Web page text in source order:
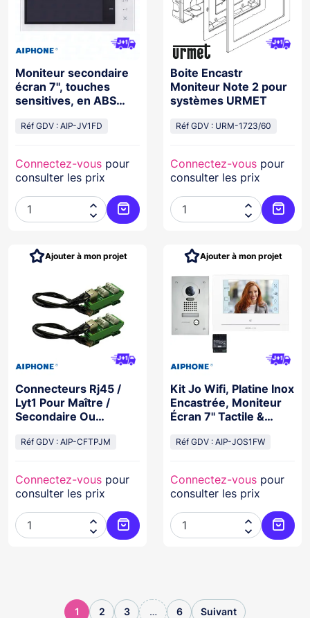
Moniteur secondaire
écran 7'', touches
sensitives, en ABS
Réf GDV : AIP-JV1FD
Connectez-vous pour
consulter les prix


Ajouter au panier
Boite Encastr
Moniteur Note 2 pour
systèmes URMET
Réf GDV : URM-1723/60
Connectez-vous pour
consulter les prix


Connecteurs Rj45 /
Lyt1 Pour Maître /
Secondaire Ou
Secondaire Jp
Réf GDV : AIP-CFTPJM
Connectez-vous pour
consulter les prix


Ajouter au panier
Ajouter à mon projet
Kit Jo Wifi, Platine Inox
Encastrée, Moniteur
Écran 7'' Tactile &
Réf GDV : AIP-JOS1FW
Connectez-vous pour
consulter les prix


Ajouter à mon projet
1 2 3 … 6 Suivant